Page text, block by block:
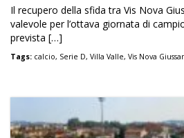
Il recupero della sfida tra Vis Nova
valevole per l’ottava giornata di
prevista […]
Tags: calcio, Serie D, Villa Valle, Vis Nova